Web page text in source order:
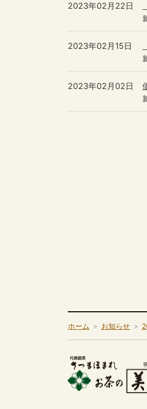
2023年02月22日
2023年02月15日
2023年02月02日
ホーム お知らせ